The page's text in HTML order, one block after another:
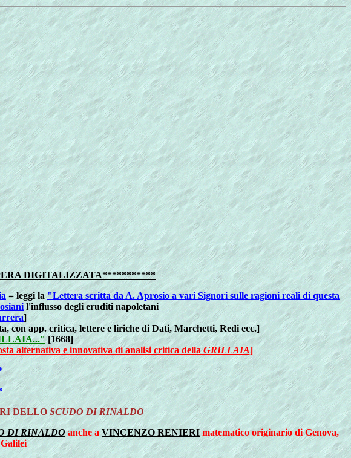
DIGITALIZZATA***********
= leggi la"Lettera scritta da A. Aprosio a vari Signori sulle ragioni reali di questa
l'influsso degli eruditi napoletani
]
con app. critica, lettere e liriche di Dati, Marchetti, Redi ecc.]
[1668]
alternativa e innovativa di analisi critica dellaGRILLAIA]
DELLO SCUDO DI RINALDO
DI RINALDOanche aVINCENZO RENIERImatematico originario di Genova,